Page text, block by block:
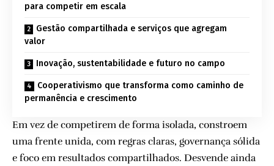
para competir em escala
Gestão compartilhada e serviços que agregam
valor
Inovação, sustentabilidade e futuro no campo
Cooperativismo que transforma como caminho de
permanência e crescimento
Em vez de competirem de forma isolada, constroem
uma frente unida, com regras claras, governança sólida
e foco em resultados compartilhados. Desvende ainda